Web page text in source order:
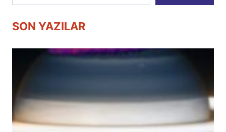
SON YAZILAR